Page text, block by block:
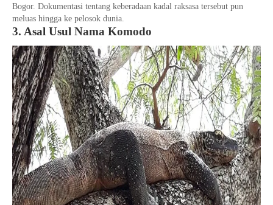
Bogor. Dokumentasi tentang keberadaan kadal raksasa tersebut pun
meluas hingga ke pelosok dunia.
3. Asal Usul Nama Komodo